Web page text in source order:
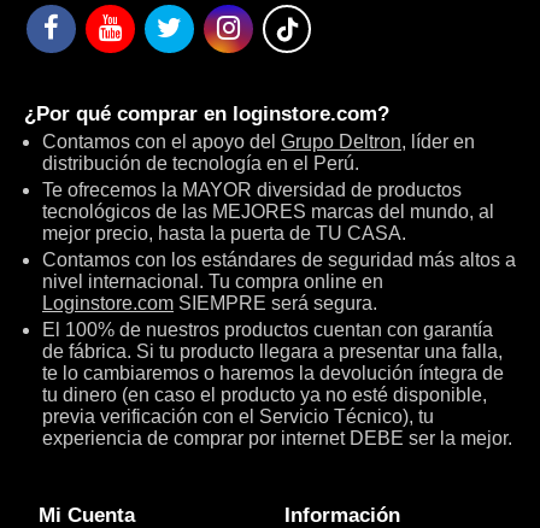
¿Por qué comprar en loginstore.com?
Contamos con el apoyo del Grupo Deltron, líder en
distribución de tecnología en el Perú.
Te ofrecemos la MAYOR diversidad de productos
tecnológicos de las MEJORES marcas del mundo, al
mejor precio, hasta la puerta de TU CASA.
Contamos con los estándares de seguridad más altos a
nivel internacional. Tu compra online en
Loginstore.com SIEMPRE será segura.
El 100% de nuestros productos cuentan con garantía
de fábrica. Si tu producto llegara a presentar una falla,
te lo cambiaremos o haremos la devolución íntegra de
tu dinero (en caso el producto ya no esté disponible,
previa verificación con el Servicio Técnico), tu
experiencia de comprar por internet DEBE ser la mejor.
Mi Cuenta Información